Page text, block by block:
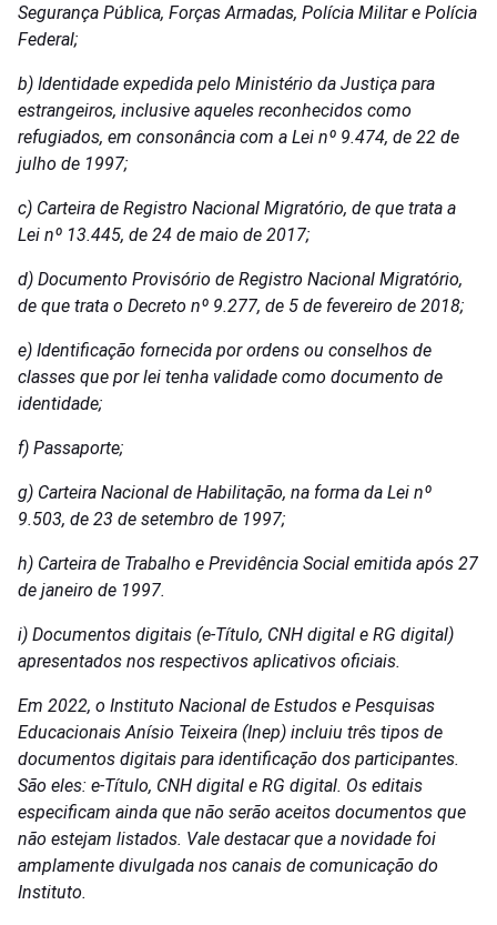
Segurança Pública, Forças Armadas, Polícia Militar e Polícia
Federal;
b) Identidade expedida pelo Ministério da Justiça para
estrangeiros, inclusive aqueles reconhecidos como
refugiados, em consonância com a Lei nº 9.474, de 22 de
julho de 1997;
c) Carteira de Registro Nacional Migratório, de que trata a
Lei nº 13.445, de 24 de maio de 2017;
d) Documento Provisório de Registro Nacional Migratório,
de que trata o Decreto nº 9.277, de 5 de fevereiro de 2018;
e) Identificação fornecida por ordens ou conselhos de
classes que por lei tenha validade como documento de
identidade;
f) Passaporte;
g) Carteira Nacional de Habilitação, na forma da Lei nº
9.503, de 23 de setembro de 1997;
h) Carteira de Trabalho e Previdência Social emitida após 27
de janeiro de 1997.
i) Documentos digitais (e-Título, CNH digital e RG digital)
apresentados nos respectivos aplicativos oficiais.
Em 2022, o Instituto Nacional de Estudos e Pesquisas
Educacionais Anísio Teixeira (Inep) incluiu três tipos de
documentos digitais para identificação dos participantes.
São eles: e-Título, CNH digital e RG digital. Os editais
especificam ainda que não serão aceitos documentos que
não estejam listados. Vale destacar que a novidade foi
amplamente divulgada nos canais de comunicação do
Instituto.